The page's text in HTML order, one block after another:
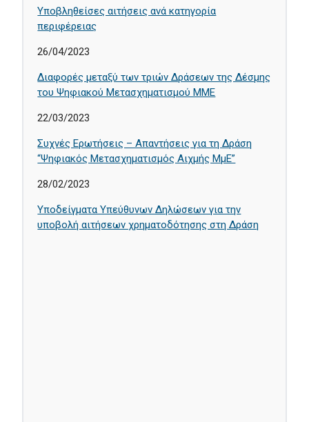
Υποβληθείσες αιτήσεις ανά κατηγορία
περιφέρειας
26/04/2023
Διαφορές μεταξύ των τριών Δράσεων της Δέσμης
του Ψηφιακού Μετασχηματισμού ΜΜΕ
22/03/2023
Συχνές Ερωτήσεις – Απαντήσεις για τη Δράση
“Ψηφιακός Μετασχηματισμός Αιχμής ΜμΕ”
28/02/2023
Υποδείγματα Υπεύθυνων Δηλώσεων για την
υποβολή αιτήσεων χρηματοδότησης στη Δράση